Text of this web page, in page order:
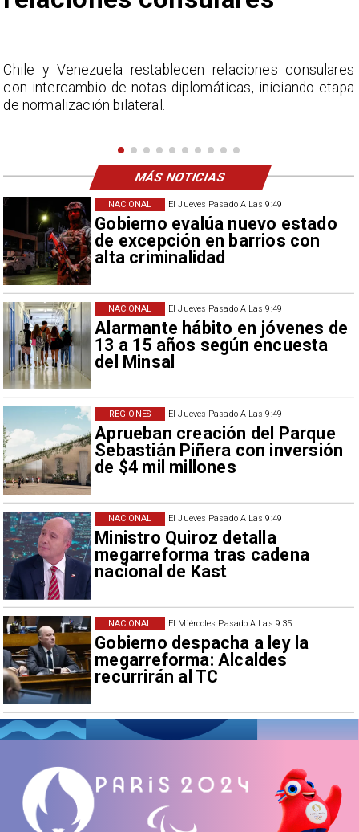
El Jueves Pasado A Las 9:49
Gobierno evalúa nuevo estado
de excepción en barrios con
alta criminalidad
NACIONAL
El Jueves Pasado A Las 9:49
Alarmante hábito en jóvenes de
13 a 15 años según encuesta
del Minsal
NACIONAL
El Jueves Pasado A Las 9:49
Aprueban creación del Parque
Sebastián Piñera con inversión
de $4 mil millones
REGIONES
El Jueves Pasado A Las 9:49
Ministro Quiroz detalla
megarreforma tras cadena
nacional de Kast
NACIONAL
El Miércoles Pasado A Las 9:35
Gobierno despacha a ley la
megarreforma: Alcaldes
recurrirán al TC
NACIONAL
La Confederación Nacional de Ferias Libres
considera inaceptable que se refieran a
Campillai como 'señora de feria', expresión
MÁS NOTICIAS